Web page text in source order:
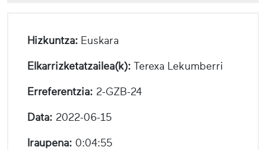
Hizkuntza: Euskara
Elkarrizketatzailea(k): Terexa Lekumberri
Erreferentzia: 2-GZB-24
Data: 2022-06-15
Iraupena: 0:04:55